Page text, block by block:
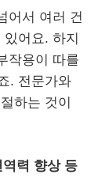
어서 여러 건
어요. 하지
작용이 따를
. 전문가와
하는 것이
력 향상 등